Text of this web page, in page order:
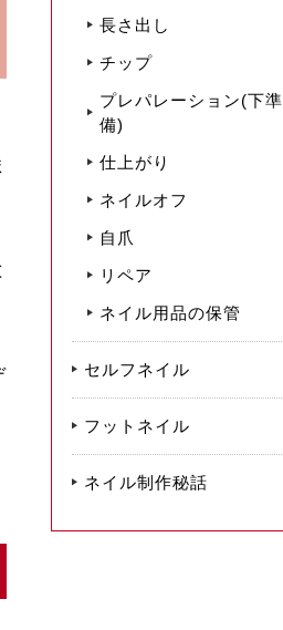
長さ出し
チップ
プレパレーション(下準
備)
仕上がり
ネイルオフ
自爪
リペア
ネイル用品の保管
セルフネイル
フットネイル
ネイル制作秘話